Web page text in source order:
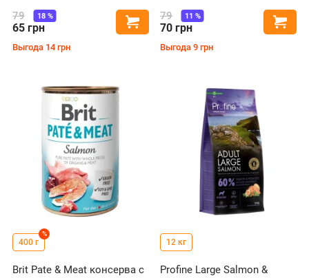
соусе для собак малых
пород
79
65 грн
18%
Купить
Выгода 14 грн
соусе для
стерилизованных собак
79
70 грн
11 %
Выгода 9 грн
400 г
%
Brit Pate & Meat консерва с
12 кг
Profine Large Salmon &